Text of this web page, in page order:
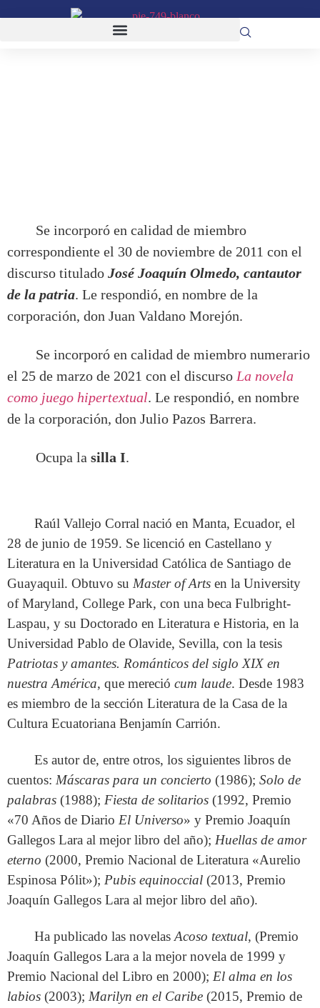
Se incorporó en calidad de miembro
correspondiente el 30 de noviembre de 2011 con el
discurso titulado José Joaquín Olmedo, cantautor
de la patria. Le respondió, en nombre de la
corporación, don Juan Valdano Morejón.
Se incorporó en calidad de miembro numerario
el 25 de marzo de 2021 con el discurso La novela
como juego hipertextual. Le respondió, en nombre
de la corporación, don Julio Pazos Barrera.
Ocupa la silla I.
Raúl Vallejo Corral nació en Manta, Ecuador, el
28 de junio de 1959. Se licenció en Castellano y
Literatura en la Universidad Católica de Santiago de
Guayaquil. Obtuvo su Master of Arts en la University
of Maryland, College Park, con una beca Fulbright-
Laspau, y su Doctorado en Literatura e Historia, en la
Universidad Pablo de Olavide, Sevilla, con la tesis
Patriotas y amantes. Románticos del siglo XIX en
nuestra América, que mereció cum laude. Desde 1983
es miembro de la sección Literatura de la Casa de la
Cultura Ecuatoriana Benjamín Carrión.
Es autor de, entre otros, los siguientes libros de
cuentos: Máscaras para un concierto (1986); Solo de
palabras (1988); Fiesta de solitarios (1992, Premio
«70 Años de Diario El Universo» y Premio Joaquín
Gallegos Lara al mejor libro del año); Huellas de amor
eterno (2000, Premio Nacional de Literatura «Aurelio
Espinosa Pólit»); Pubis equinoccial (2013, Premio
Joaquín Gallegos Lara al mejor libro del año).
Ha publicado las novelasAcoso textual, (Premio
Joaquín Gallegos Lara a la mejor novela de 1999 y
Premio Nacional del Libro en 2000); El alma en los
labios (2003); Marilyn en el Caribe (2015, Premio de